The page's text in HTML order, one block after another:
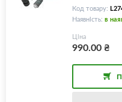
Код товару:
Наявність: в
Ціна
990.00₴